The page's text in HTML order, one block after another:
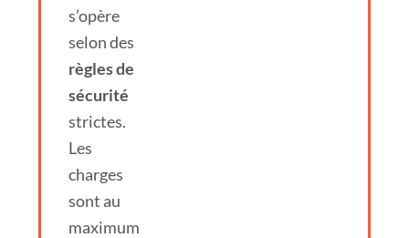
s’opère
selon des
règles de
sécurité
strictes.
Les
charges
sont au
maximum